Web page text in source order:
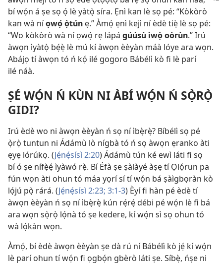
bí wọ́n á ṣe sọ ọ́ lè yàtọ̀ síra. Ẹnì kan lè sọ pé: “Kòkòrò
kan wà níọwọ́ ọ̀tún ẹ.” Àmọ́ ẹnì kejì ní èdè tiẹ̀ lè sọ pé:
“Wo kòkòrò wà ní ọwọ́ rẹ lápá gúúsù ìwọ̀ oòrùn.” Irú
àwọn ìyàtọ̀ bẹ́ẹ̀ lè mú kí àwọn èèyàn máà lóye ara wọn.
Abájọ tí àwọn tó ń kọ́ ilé gogoro Bábélì kò fi lè parí
ilé náà.
ṢÉ WỌ́N Ń KÙN NI ÀBÍ WỌ́N Ń SỌ̀RỌ̀
GIDI?
Irú èdè wo ni àwọn èèyàn ń sọ ní ìbẹ̀rẹ̀? Bíbélì sọ pé
ọ̀rọ̀ tuntun ni Ádámù lò nígbà tó ń sọ àwọn ẹranko àti
ẹyẹ lórúkọ. (Jẹ́nẹ́sísì 2:20) Ádámù tún ké ewì láti fi sọ
bí ó ṣe nífẹ̀ẹ́ ìyàwó rẹ̀. Bí Éfà ṣe ṣàlàyé àṣẹ tí Ọlọ́run pa
fún wọn àti ohun tó máa yọrí sí tí wọ́n bá ṣàìgbọràn kò
lọ́jú pọ̀ rárá. (Jẹ́nẹ́sísì 2:23; 3:1-3) Èyí fi hàn pé èdè tí
àwọn èèyàn ń sọ ní ìbẹ̀rẹ̀ kún rẹ́rẹ́ débi pé wọ́n lè fi bá
ara wọn sọ̀rọ̀ lọ́nà tó ṣe kedere, kí wọ́n sì sọ ohun tó
wà lọ́kàn wọn.
Àmọ́, bí èdè àwọn èèyàn ṣe dà rú ní Bábélì kò jẹ́ kí wọ́n
lè parí ohun tí wọ́n fi ọgbọ́n gbèrò láti ṣe. Síbẹ̀, ńṣe ni